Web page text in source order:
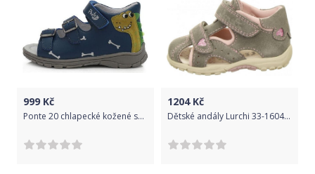
999 Kč
Ponte 20 chlapecké kožené sandály PS121-DA05-1-918 26 tmavě modrá
1204Kč
Dětské andály Lurchi 33-16046-25 (25) - Lurchi by SALAMANDER